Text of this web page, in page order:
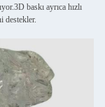
baskı ayrıca hızlı
destekler.